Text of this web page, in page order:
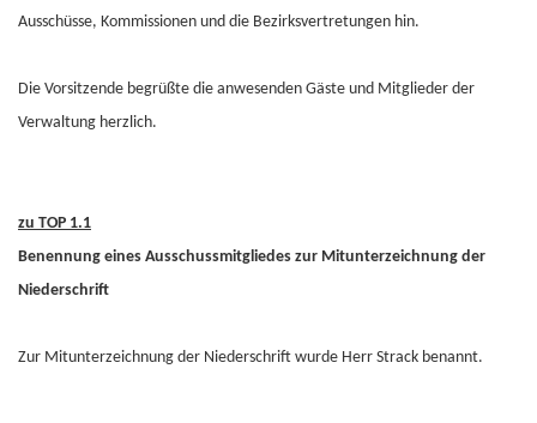
Ausschüsse, Kommissionen und die Bezirksvertretungen hin.
Die Vorsitzende begrüßte die anwesenden Gäste und Mitglieder der
Verwaltung herzlich.
zu TOP 1.1
Benennung eines Ausschussmitgliedes zur Mitunterzeichnung der
Niederschrift
Zur Mitunterzeichnung der Niederschrift wurde Herr Strack benannt.